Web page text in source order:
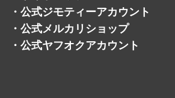
・ 公式ジモティーアカウント
・ 公式メルカリショップ
・ 公式ヤフオクアカウント